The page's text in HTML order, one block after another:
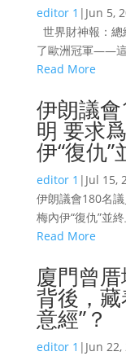
editor 1 | Jun 5,
世界財神報：總
了歐洲冠軍——
Read More
伊朗議
明 要求
伊“復仇
editor 1 | Jul 15,
伊朗議會180名
梅內伊“復仇”並
Read More
廈門曾
背後，
意經”？
editor 1 | Jun 22,